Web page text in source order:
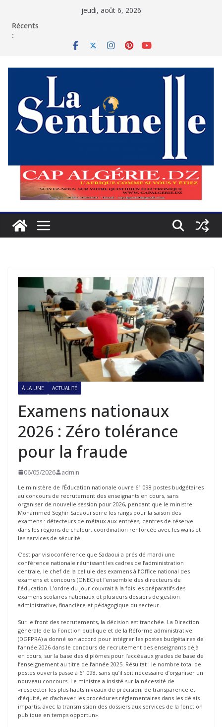
jeudi, août 6, 2026
Récents
:
À LA UNE ACTUALITÉ
Examens nationaux
2026 : Zéro tolérance
pour la fraude
06/05/2026 admin
Le ministère de l’Éducation nationale ouvre 61 098 postes budgétaires
au concours de recrutement des enseignants en cours, sans
organiser de nouvelle session pour 2026, pendant que le ministre
Mohammed Seghir Sadaoui serre les rangs pour la saison des
examens : détecteurs de métaux aux entrées, centres de réserve
dans les régions de chaleur, coordination renforcée avec les walis et
les services de sécurité.
C’est par visioconférence que Sadaoui a présidé mardi une
conférence nationale réunissant les cadres de l’administration
centrale, le chef de la cellule des examens à l’Office national des
examens et concours (ONEC) et l’ensemble des directeurs de
l’éducation. L’ordre du jour couvrait à la fois les préparatifs des
examens scolaires nationaux et plusieurs dossiers de gestion
administrative, financière et pédagogique du secteur.
Sur le front des recrutements, la décision est tranchée. La Direction
générale de la Fonction publique et de la Réforme administrative
(DGFPRA) a donné son accord pour intégrer les postes budgétaires de
l’année 2026 dans le concours de recrutement des enseignants déjà
en cours, sur la base des diplômes pour l’accès aux grades de base de
l’enseignement au titre de l’année 2025. Résultat : le nombre total de
postes ouverts passe à 61 098, sans qu’il soit nécessaire d’organiser un
nouveau concours. Le ministre a insisté sur la nécessité de
«respecter les plus hauts niveaux de précision, de transparence et
d’équité, et d’achever les procédures réglementaires dans les délais
impartis, avec la transmission des dossiers aux services de la fonction
publique en temps opportun».